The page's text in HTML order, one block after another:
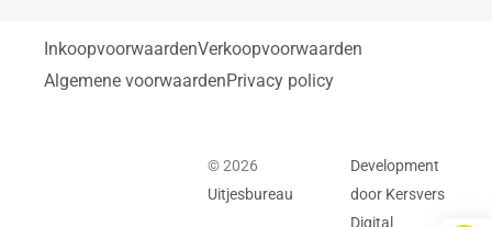
InkoopvoorwaardenVerkoopvoorwaarden
Algemene voorwaardenPrivacy policy
© 2026
Uitjesbureau
Development
door Kersvers
Digital